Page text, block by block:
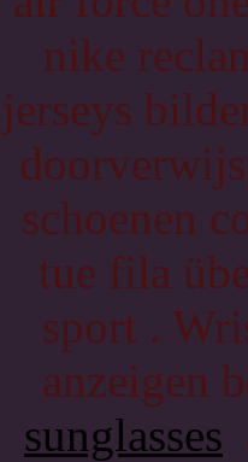
nike
jerseys
schoenen
tue fila
sport .
anzeigen
sunglasses